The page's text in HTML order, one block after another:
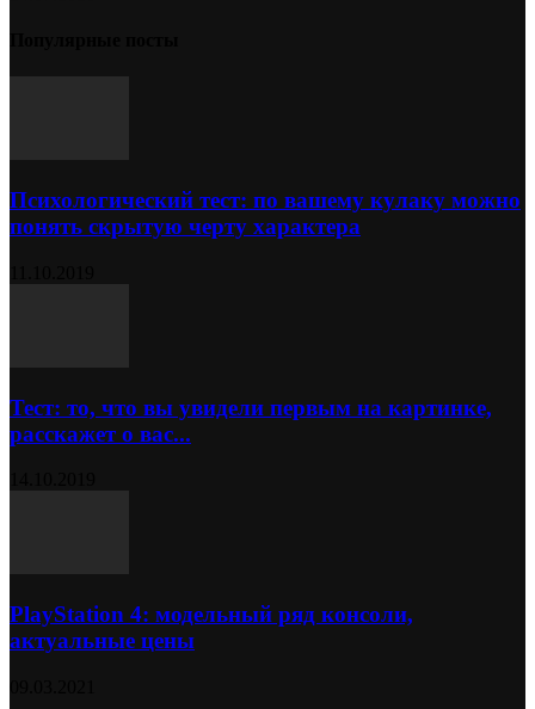
Психологический тест: по вашему кулаку можно
понять скрытую черту характера
Тест: то, что вы увидели первым на картинке,
расскажет о вас...
PlayStation 4: модельный ряд консоли,
актуальные цены